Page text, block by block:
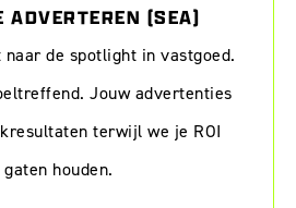
ADVERTEREN (SEA)
de spotlight in vastgoed.
Jouw advertenties
terwijl we je ROI
houden.